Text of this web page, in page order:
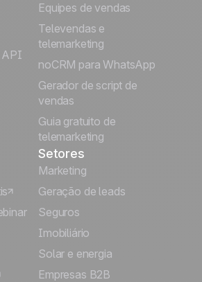
API
Equipes de vendas
Televendas e
telemarketing
noCRM para WhatsApp
Gerador de script de
vendas
Guia gratuito de
telemarketing
Setores
Marketing
Geração de leads
Seguros
Imobiliário
Solar e energia
Empresas B2B